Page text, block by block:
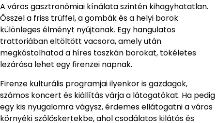
A város gasztronómiai kínálata szintén kihagyhatatlan.
Ősszel a friss trüffel, a gombák és a helyi borok
különleges élményt nyújtanak. Egy hangulatos
trattoriában eltöltött vacsora, amely után
megkóstolhatod a híres toszkán borokat, tökéletes
lezárása lehet egy firenzei napnak.
Firenze kulturális programjai ilyenkor is gazdagok,
számos koncert és kiállítás várja a látogatókat. Ha pedig
egy kis nyugalomra vágysz, érdemes ellátogatni a város
környéki szőlőskertekbe, ahol csodálatos kilátás és